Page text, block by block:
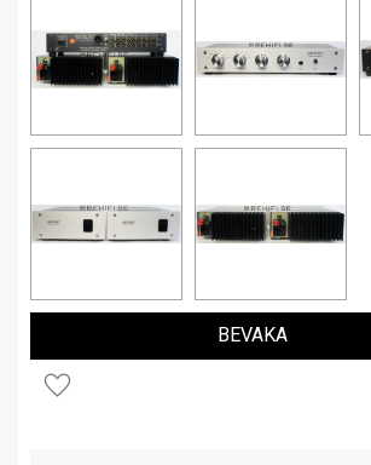
Lägg till i favoriter
BEVAKA